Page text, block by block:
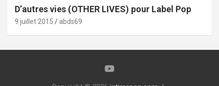
D’autres vies (OTHER LIVES) pour Label Pop
9 juillet 2015 abds69